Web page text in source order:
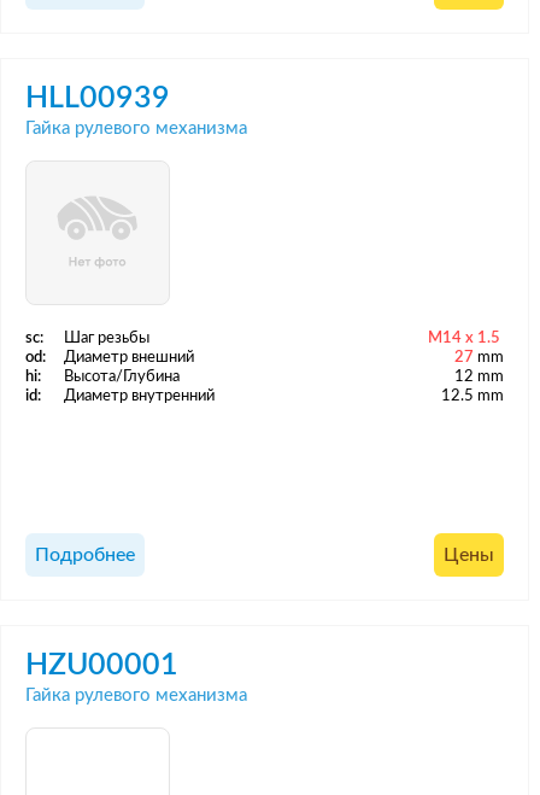
HLL00939
Гайка рулевого механизма
sc: Шаг резьбы
M14 x 1.5
od:
Диаметр внешний 27 mm
hi:
Высота/Глубина
12 mm
id:
Диаметр внутренний 12.5 mm
Подробнее Цены
HZU00001
Гайка рулевого механизма